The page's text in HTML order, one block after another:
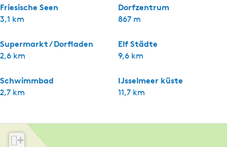
Friesische Seen
3,1 km
Dorfzentrum
867 m
Supermarkt / Dorfladen
2,6 km
Elf Städte
9,6 km
Schwimmbad
2,7 km
IJsselmeer küste
11,7 km
+